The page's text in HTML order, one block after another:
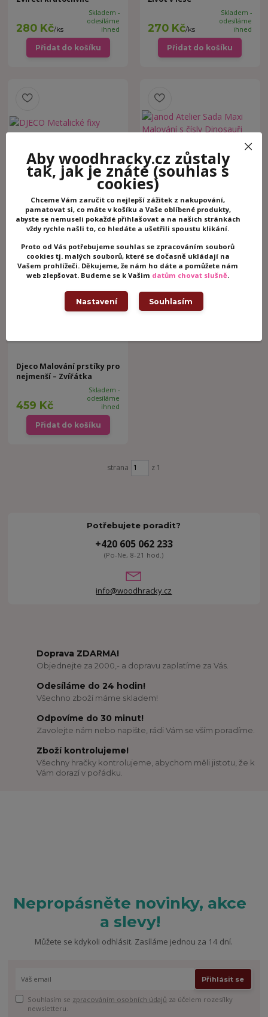
280 Kč/ks
Skladem -
odesíláme
ihned
Přidat do košíku
270 Kč/ks
Skladem -
odesíláme
ihned
Přidat do košíku
DJECO Metalické fixy
330 Kč/ks
Skladem -
odesíláme
ihned
Janod Atelier Sada Maxi
Malování s čísly Dinosauři
349 Kč
Skladem -
odesíláme
ihned
Djeco Malování prstíky pro
nejmenší – Zvířátka
459 Kč
Skladem -
odesíláme
ihned
Přidat do košíku
strana z 1
Potřebujete poradit?
+420 605 062 233
(Po-Ne, 8-21 hod.)
info@woodhracky.cz
Doprava ZDARMA!
Objednejte za 2000,- a dopravu zaplatíme za Vás.
Odesíláme do 24 hodin!
Všechno zboží máme skladem!
Odpovíme do 30 minut!
Zavolejte nám nebo napište, rádi Vám se vším poradíme.
Zboží kontrolujeme!
Všechny hračky kontrolujeme, abychom měli jistotu, že k
Vám dorazí v pořádku.
Nepropásněte novinky, akce
a slevy!
Můžete se kdykoli odhlásit. Zasíláme jednou za 14 dní.
Přihlásit se
Souhlasím se zpracováním osobních údajů za účelem rozesílky
newsletteru.
Aby woodhracky.cz zůstaly
tak, jak je znáte(souhlas s
cookies)
Chceme Vám zaručit co nejlepší zážitek z nakupování,
pamatovat si, co máte v košíku a Vaše oblíbené produkty,
abyste se nemuseli pokaždé přihlašovat a na našich stránkách
vždy rychle našli to, co hledáte a ušetřili spoustu klikání.
Proto od Vás potřebujeme souhlas se zpracováním souborů
cookies tj. malých souborů, které se dočasně ukládají na
Vašem prohlížeči. Děkujeme, že nám ho dáte a pomůžete nám
web zlepšovat. Budeme se k Vašim datům chovat slušně.
Nastavení Souhlasím